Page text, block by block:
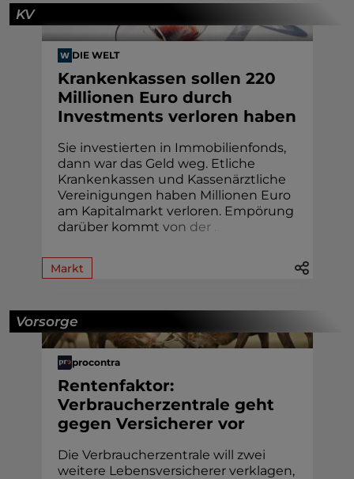
KV
DIE WELT
Krankenkassen sollen 220
Millionen Euro durch
Investments verloren haben
Sie investierten in Immobilienfonds,
dann war das Geld weg. Etliche
Krankenkassen und Kassenärztliche
Vereinigungen haben Millionen Euro
am Kapitalmarkt verloren. Empörung
darüber kommt von der
Markt
Vorsorge
procontra
Rentenfaktor:
Verbraucherzentrale geht
gegen Versicherer vor
Die Verbraucherzentrale will zwei
weitere Lebensversicherer verklagen,